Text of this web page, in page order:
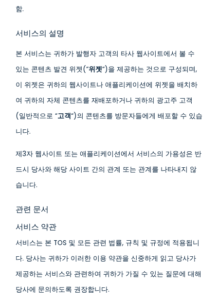
함.
서비스의 설명
본 서비스는 귀하가 발행자 고객의 타사 웹사이트에서 볼 수
있는 콘텐츠 발견 위젯(“위젯“)을 제공하는 것으로 구성되며,
이 위젯은 귀하의 웹사이트나 애플리케이션에 위젯을 배치하
여 귀하의 자체 콘텐츠를 재배포하거나 귀하의 광고주 고객
(일반적으로 “고객“)의 콘텐츠를 방문자들에게 배포할 수 있습
니다.
제3자 웹사이트 또는 애플리케이션에서 서비스의 가용성은 반
드시 당사와 해당 사이트 간의 관계 또는 관계를 나타내지 않
습니다.
관련 문서
서비스 약관
서비스는 본 TOS 및 모든 관련 법률, 규칙 및 규정에 적용됩니
다. 당사는 귀하가 이러한 이용 약관을 신중하게 읽고 당사가
제공하는 서비스와 관련하여 귀하가 가질 수 있는 질문에 대해
당사에 문의하도록 권장합니다.